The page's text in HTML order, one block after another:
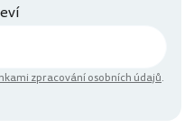
zpracování osobních údajů.